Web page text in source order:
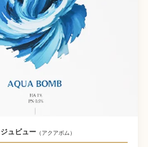
ジュビュー（アクアボム）